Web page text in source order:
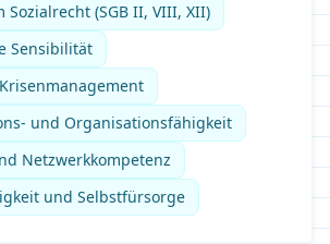
Sozialrecht (SGB II, VIII, XII)
Sensibilität
und Organisationsfähigkeit
Netzwerkkompetenz
und Selbstfürsorge